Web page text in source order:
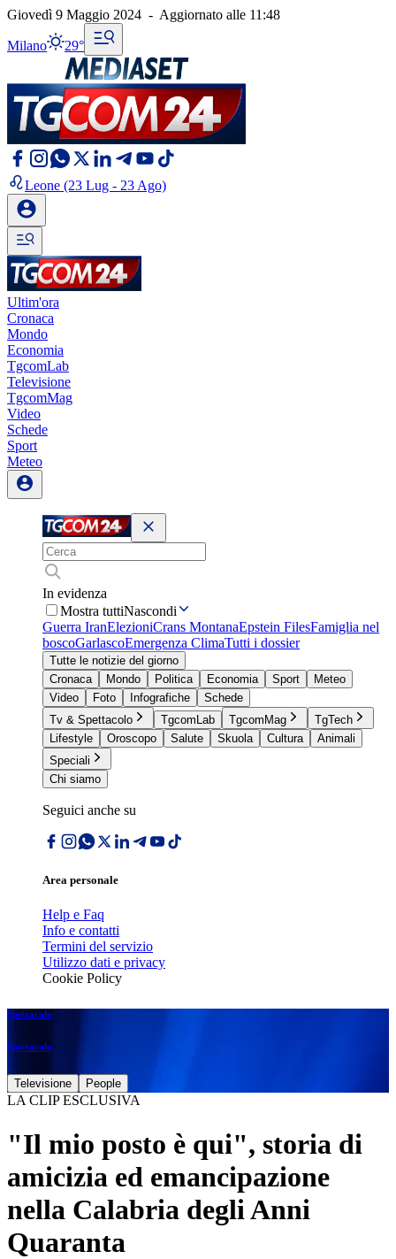
Giovedì 9 Maggio 2024 - Aggiornato alle 11:48
Milano 29°
Leone (23 Lug - 23 Ago)
Ultim'ora
Cronaca
Mondo
Economia
TgcomLab
Televisione
TgcomMag
Video
Schede
Sport
Meteo
In evidenza
Mostra tuttiNascondi
Guerra IranElezioniCrans MontanaEpstein FilesFamiglia nel
boscoGarlascoEmergenza ClimaTutti i dossier
Tutte le notizie del giorno
Cronaca
Mondo Politica Economia Sport
Meteo
Video
Foto Infografiche
Schede
Tv & Spettacolo
TgcomLab TgcomMag
TgTech
Lifestyle
Oroscopo Salute Skuola Cultura
Animali
Speciali
Chi siamo
Seguici anche su
Area personale
Help e Faq
Info e contatti
Termini del servizio
Utilizzo dati e privacy
Cookie Policy
Spettacolo
Spettacolo
Televisione People
LA CLIP ESCLUSIVA
"Il mio posto è qui", storia di
amicizia ed emancipazione
nella Calabria degli Anni
Quaranta